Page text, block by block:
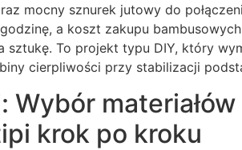
mocny sznurek jutowy do
a koszt zakupu
sztukę. To projekt typu DIY, który
cierpliwości przy stabilizacji
materiałów
krok po kroku